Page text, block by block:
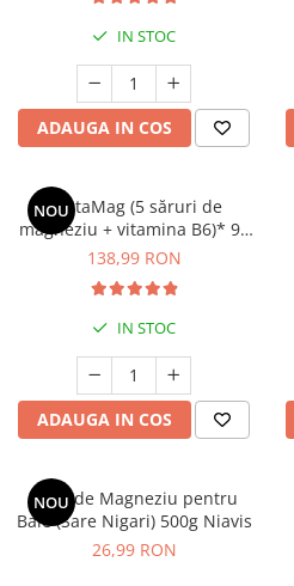
BIODANCE
OOTD
Cettua
Medicube
ARIUL
Dr. Althea
DELLA BORN
Seminte de in
Silimarina
Spirulina
Ulei de peste
Ulei MCT
Vitamina A
Vitamina B
Vitamina C
Vitamina D
Vitamina E
Zinc
IN STOC
ADAUGA IN COS
NOU
PentaMag (5 săruri de
magneziu + vitamina B6)* 90
cps
138,99 RON
IN STOC
ADAUGA IN COS
NOU
Fulgi de Magneziu pentru
Baie (Sare Nigari) 500g Niavis
26,99 RON